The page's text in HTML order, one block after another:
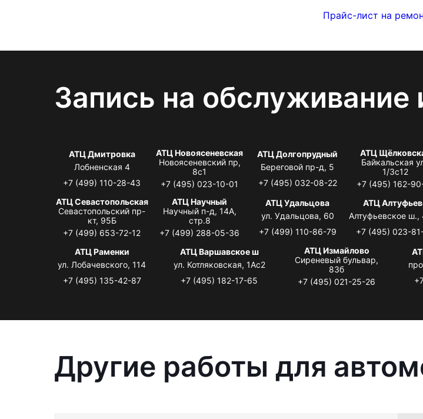
Прайс-лист на
Запись на обслуживание
АТЦ Дмитровка
Лобненская 4
+7 (499) 110-28-43
АТЦ Новоясеневская
Новоясеневский пр,
8с1
+7 (495) 023-10-01
АТЦ Долгопрудный
Береговой пр-д, 5
+7 (495) 032-08-22
АТЦ
Байкальская
1/3с12
+7 (495) 162-
АТЦ Севастопольская
Севастопольский пр-
кт, 95Б
+7 (499) 653-72-12
АТЦ Научный
Научный п-д, 14А,
стр.8
+7 (499) 288-05-36
АТЦ Удальцова
ул. Удальцова, 60
+7 (499) 110-86-79
АТЦ
Алтуфьевское ш.,
+7 (495) 023-
АТЦ Раменки
ул. Лобачевского, 114
+7 (495) 135-42-87
АТЦ Варшавское ш
ул. Котляковская, 1Ас2
+7 (495) 182-17-65
АТЦ Измайлово
Сиреневый бульвар,
83б
+7 (495) 021-25-26
Другие работы для